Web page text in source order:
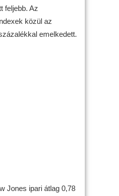
feljebb. Az
közül az
emelkedett.
Jones ipari átlag 0,78